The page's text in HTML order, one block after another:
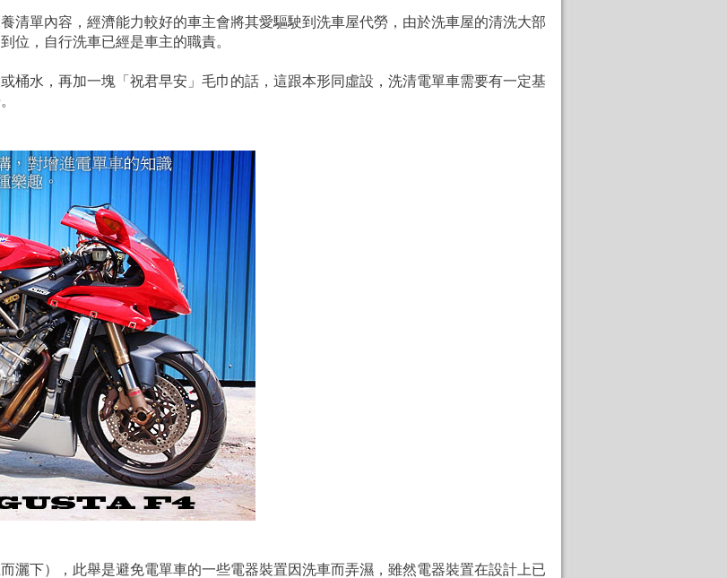
清單內容，經濟能力較好的車主會將其愛驅駛到洗車屋代勞，由於洗車屋的清洗大部
位，自行洗車已經是車主的職責。
桶水，再加一塊「祝君早安」毛巾的話，這跟本形同虛設，洗清電單車需要有一定基
灑下），此舉是避免電單車的一些電器裝置因洗車而弄濕，雖然電器裝置在設計上已